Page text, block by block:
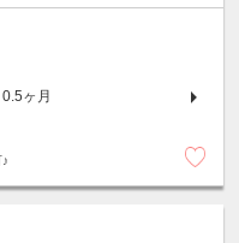
0.5ヶ月